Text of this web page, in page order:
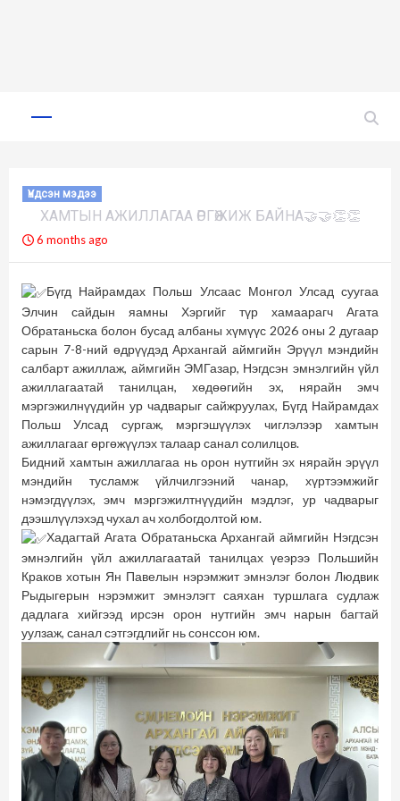
Primary
Үндсэн мэдээ
ХАМТЫН АЖИЛЛАГАА ӨРГӨЖИЖ БАЙНА🤝🤝👏👏
6 months ago
Бүгд Найрамдах Польш Улсаас Монгол Улсад суугаа
Элчин сайдын яамны Хэргийг түр хамаарагч Агата
Обратаньска болон бусад албаны хүмүүс 2026 оны 2 дугаар
сарын 7-8-ний өдрүүдэд Архангай аймгийн Эрүүл мэндийн
салбарт ажиллаж, аймгийн ЭМГазар, Нэгдсэн эмнэлгийн үйл
ажиллагаатай танилцан, хөдөөгийн эх, нярайн эмч
мэргэжилнүүдийн ур чадварыг сайжруулах, Бүгд Найрамдах
Польш Улсад сургаж, мэргэшүүлэх чиглэлээр хамтын
ажиллагааг өргөжүүлэх талаар санал солилцов.
Бидний хамтын ажиллагаа нь орон нутгийн эх нярайн эрүүл
мэндийн тусламж үйлчилгээний чанар, хүртээмжийг
нэмэгдүүлэх, эмч мэргэжилтнүүдийн мэдлэг, ур чадварыг
дээшлүүлэхэд чухал ач холбогдолтой юм.
Хадагтай Агата Обратаньска Архангай аймгийн Нэгдсэн
эмнэлгийн үйл ажиллагаатай танилцах үеэрээ Польшийн
Краков хотын Ян Павелын нэрэмжит эмнэлэг болон Людвик
Рыдыгерын нэрэмжит эмнэлэгт саяхан туршлага судлаж
дадлага хийгээд ирсэн орон нутгийн эмч нарын багтай
уулзаж, санал сэтгэгдлийг нь сонссон юм.